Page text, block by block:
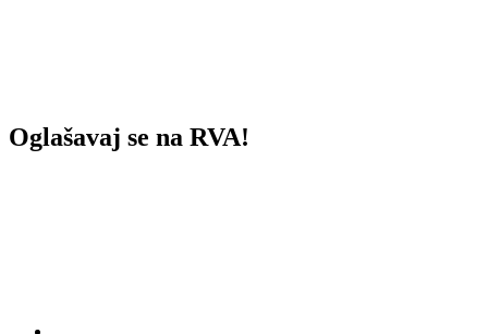
Oglašavaj se na RVA!